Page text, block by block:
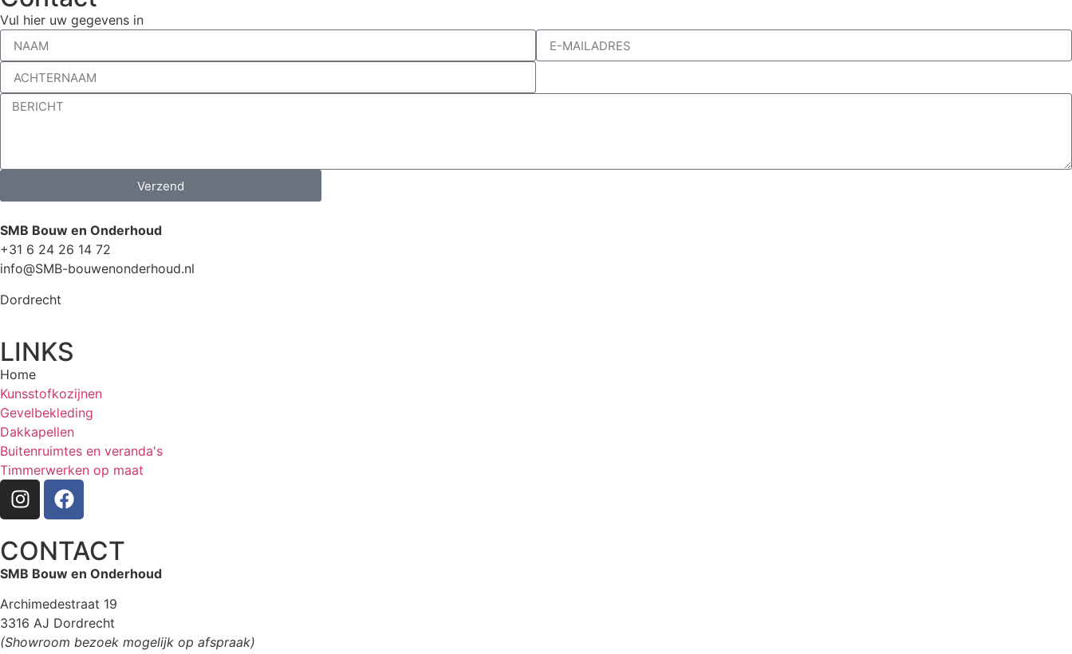
Vul hier uw gegevens in
Verzend
SMB Bouw en Onderhoud
+31 6 24 26 14 72
info@SMB-bouwenonderhoud.nl
Dordrecht
LINKS
Home
Kunsstofkozijnen
Gevelbekleding
Dakkapellen
Buitenruimtes en veranda's
Timmerwerken op maat
CONTACT
SMB Bouw en Onderhoud
Archimedestraat 19
3316 AJ Dordrecht
(Showroom bezoek mogelijk op afspraak)